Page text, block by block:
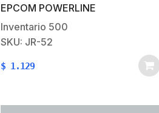
tipo jack de 3.5 mm macho
polarizados de 12 Vcd, son
ampliamente recomendados para
para realizar empalmes de
EPCOM POWERLINE
Inventario 500
SKU: JR-52
$ 1.129